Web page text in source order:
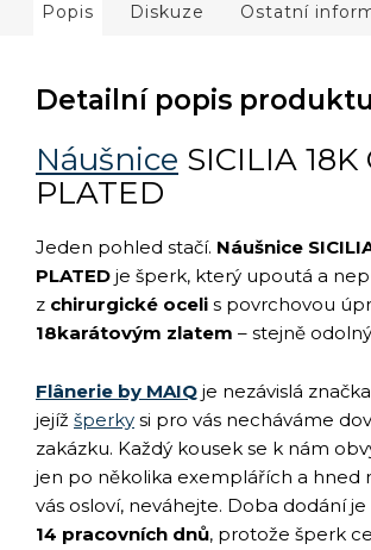
Popis Diskuze Ostatní
Detailní popis produktu
Náušnice SICILIA 18K
PLATED
Jeden pohled stačí. Náušnice
PLATED je šperk, který upoutá a
z chirurgické oceli s povrchovou
18karátovým zlatem – stejně
Flânerie by MAIQ je nezávislá
jejíž šperky si pro vás necháváme
zakázku. Každý kousek se k nám
jen po několika exemplářích a hned
vás osloví, neváhejte. Doba dodání
14 pracovních dnů, protože šperk